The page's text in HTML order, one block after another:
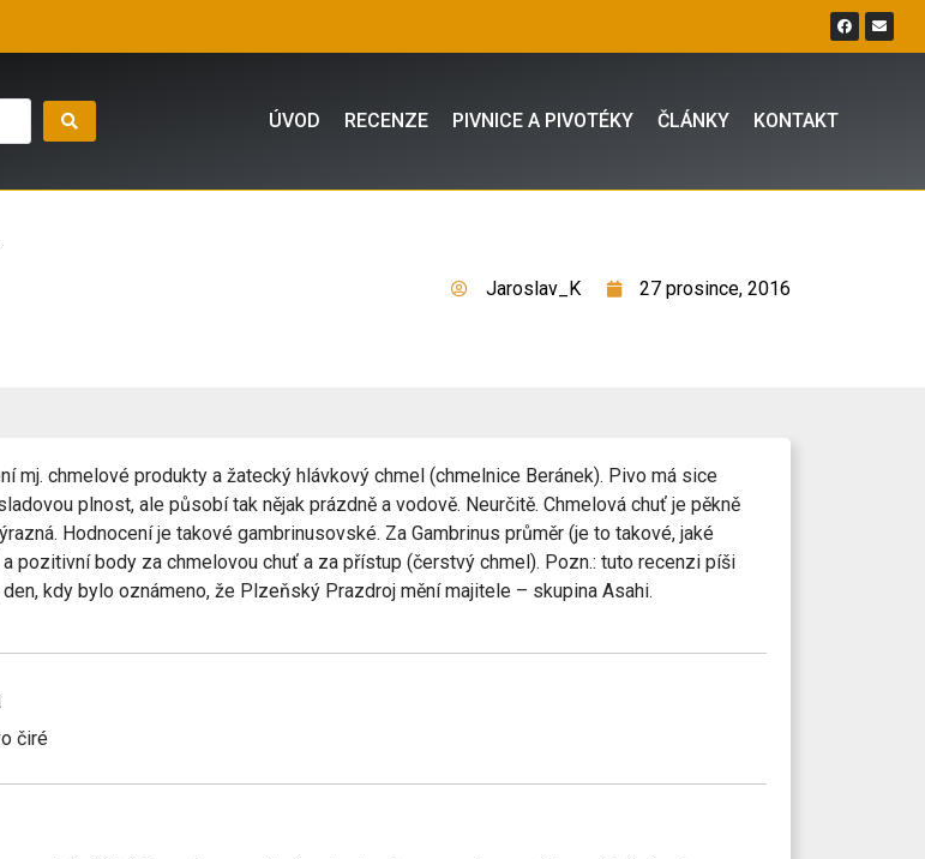
ÚVOD RECENZE PIVNICE A PIVOTÉKY ČLÁNKY KONTAKT
Jaroslav_K 27 prosince, 2016
mj. chmelové produkty a žatecký hlávkový chmel (chmelnice Beránek). Pivo má sice
plnost, ale působí tak nějak prázdně a vodově. Neurčitě. Chmelová chuť je pěkně
Hodnocení je takové gambrinusovské. Za Gambrinus průměr (je to takové, jaké
pozitivní body za chmelovou chuť a za přístup (čerstvý chmel). Pozn.: tuto recenzi píši
kdy bylo oznámeno, že Plzeňský Prazdroj mění majitele – skupina Asahi.
čiré